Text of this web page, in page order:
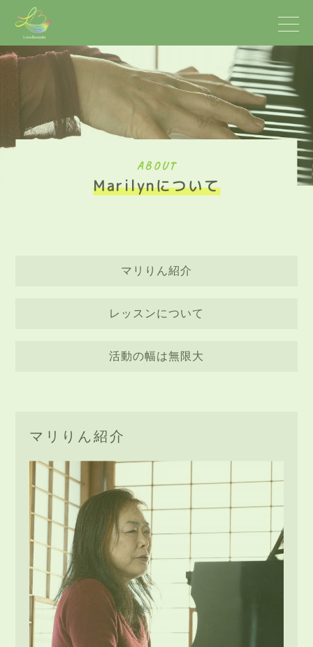
ABOUT
Marilynについて
マリりん紹介
レッスンについて
活動の幅は無限大
マリりん紹介